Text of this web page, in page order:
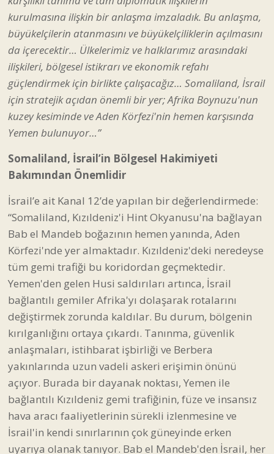
kurulmasına ilişkin bir anlaşma imzaladık. Bu anlaşma,
büyükelçilerin atanmasını ve büyükelçiliklerin açılmasını
da içerecektir… Ülkelerimiz ve halklarımız arasındaki
ilişkileri, bölgesel istikrarı ve ekonomik refahı
güçlendirmek için birlikte çalışacağız… Somaliland, İsrail
için stratejik açıdan önemli bir yer; Afrika Boynuzu'nun
kuzey kesiminde ve Aden Körfezi'nin hemen karşısında
Yemen bulunuyor…”
Somaliland, İsrail’in Bölgesel Hakimiyeti
Bakımından Önemlidir
İsrail’e ait Kanal 12’de yapılan bir değerlendirmede:
“Somaliland, Kızıldeniz'i Hint Okyanusu'na bağlayan
Bab el Mandeb boğazının hemen yanında, Aden
Körfezi'nde yer almaktadır. Kızıldeniz'deki neredeyse
tüm gemi trafiği bu koridordan geçmektedir.
Yemen'den gelen Husi saldırıları artınca, İsrail
bağlantılı gemiler Afrika'yı dolaşarak rotalarını
değiştirmek zorunda kaldılar. Bu durum, bölgenin
kırılganlığını ortaya çıkardı. Tanınma, güvenlik
anlaşmaları, istihbarat işbirliği ve Berbera
yakınlarında uzun vadeli askeri erişimin önünü
açıyor. Burada bir dayanak noktası, Yemen ile
bağlantılı Kızıldeniz gemi trafiğinin, füze ve insansız
hava aracı faaliyetlerinin sürekli izlenmesine ve
İsrail'in kendi sınırlarının çok güneyinde erken
uyarıya olanak tanıyor. Bab el Mandeb'den İsrail, her